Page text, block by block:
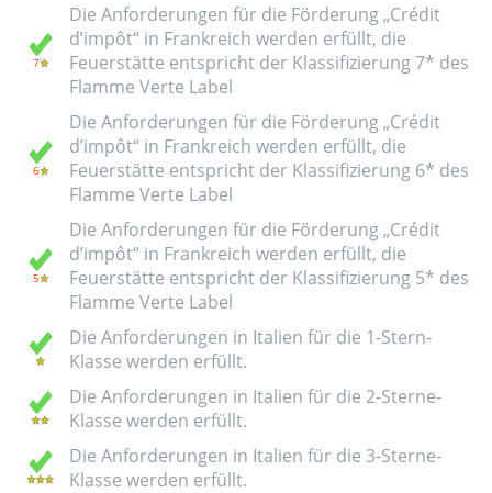
Die Anforderungen für die Förderung „Crédit
d’impôt“ in Frankreich werden erfüllt, die
Feuerstätte entspricht der Klassifizierung 7* des
Flamme Verte Label
Die Anforderungen für die Förderung „Crédit
d’impôt“ in Frankreich werden erfüllt, die
Feuerstätte entspricht der Klassifizierung 6* des
Flamme Verte Label
Die Anforderungen für die Förderung „Crédit
d’impôt“ in Frankreich werden erfüllt, die
Feuerstätte entspricht der Klassifizierung 5* des
Flamme Verte Label
Die Anforderungen in Italien für die 1-Stern-
Klasse werden erfüllt.
Die Anforderungen in Italien für die 2-Sterne-
Klasse werden erfüllt.
Die Anforderungen in Italien für die 3-Sterne-
Klasse werden erfüllt.